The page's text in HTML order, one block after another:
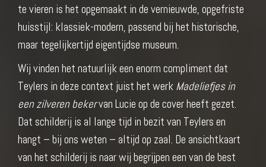
te vieren is het opgemaakt in de vernieuwde, opgefriste
huisstijl: klassiek-modern, passend bij het historische,
maar tegelijkertijd eigentijdse museum.
Wij vinden het natuurlijk een enorm compliment dat
Teylers in deze context juist het werk Madeliefjes in
een zilveren bekervan Lucie op de cover heeft gezet.
Dat schilderij is al lange tijd in bezit van Teylers en
hangt – bij ons weten – altijd op zaal. De ansichtkaart
van het schilderij is naar wij begrijpen een van de best